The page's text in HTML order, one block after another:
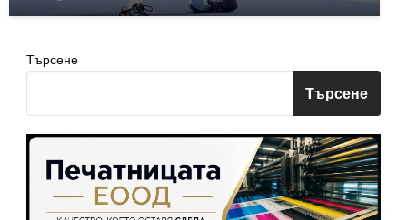
Търсене
Търсене